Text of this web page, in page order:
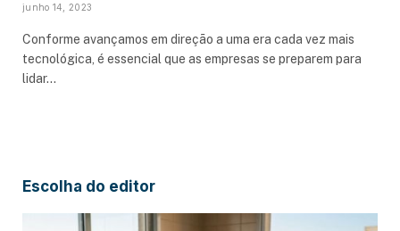
junho 14, 2023
Conforme avançamos em direção a uma era cada vez mais
tecnológica, é essencial que as empresas se preparem para
lidar…
Escolha do editor